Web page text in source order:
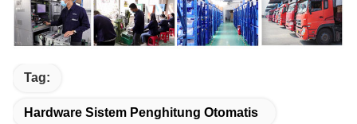
Tag:
Hardware Sistem Penghitung Otomatis